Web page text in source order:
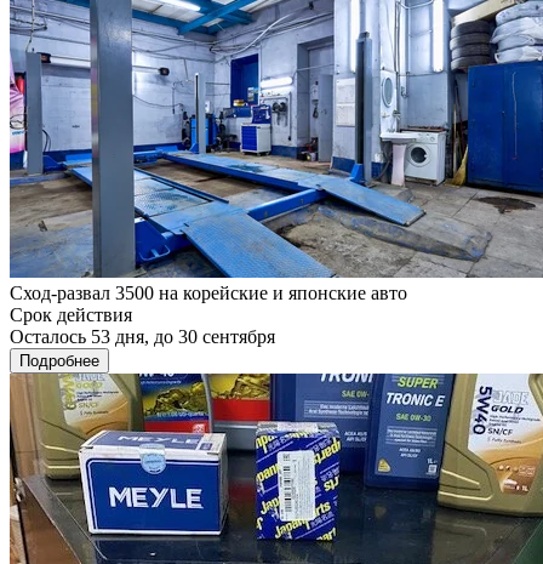
Сход-развал 3500 на корейские и японские авто
Срок действия
Осталось 53 дня, до 30 сентября
Подробнее